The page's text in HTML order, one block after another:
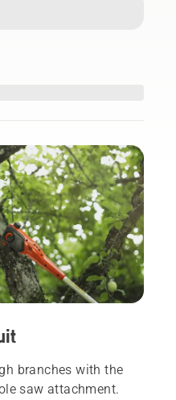
branches with the
saw attachment.